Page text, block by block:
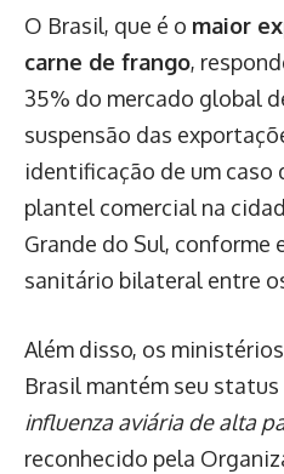
O Brasil, que é o maior
carne de frango,
35% do mercado global
suspensão das
identificação de um caso
plantel comercial na
Grande do Sul,
sanitário bilateral entre
Além disso, os
Brasil mantém seu status
influenza aviária de alta
reconhecido pela